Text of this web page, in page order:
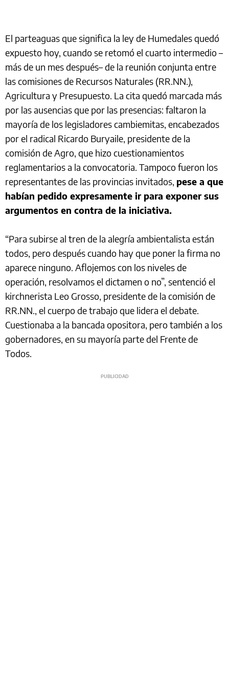
El parteaguas que significa la ley de Humedales quedó
expuesto hoy, cuando se retomó el cuarto intermedio –
más de un mes después– de la reunión conjunta entre
las comisiones de Recursos Naturales (RR.NN.),
Agricultura y Presupuesto. La cita quedó marcada más
por las ausencias que por las presencias: faltaron la
mayoría de los legisladores cambiemitas, encabezados
por el radical Ricardo Buryaile, presidente de la
comisión de Agro, que hizo cuestionamientos
reglamentarios a la convocatoria. Tampoco fueron los
representantes de las provincias invitados, pese a que
habían pedido expresamente ir para exponer sus
argumentos en contra de la iniciativa.
“Para subirse al tren de la alegría ambientalista están
todos, pero después cuando hay que poner la firma no
aparece ninguno. Aflojemos con los niveles de
operación, resolvamos el dictamen o no”, sentenció el
kirchnerista Leo Grosso, presidente de la comisión de
RR.NN., el cuerpo de trabajo que lidera el debate.
Cuestionaba a la bancada opositora, pero también a los
gobernadores, en su mayoría parte del Frente de
Todos.